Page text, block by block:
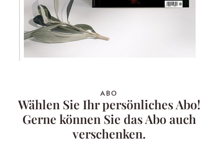
ABO
Wählen Sie Ihr persönliches Abo!
Gerne können Sie das Abo auch
verschenken.